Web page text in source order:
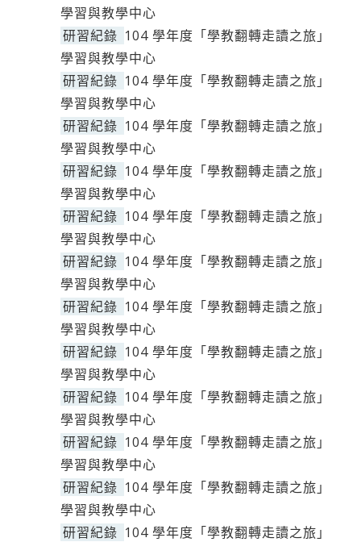
學習與教學中心
研習紀錄 104 學年度「學教翻轉走讀之旅」
學習與教學中心
研習紀錄 104 學年度「學教翻轉走讀之旅」
學習與教學中心
研習紀錄 104 學年度「學教翻轉走讀之旅」
學習與教學中心
研習紀錄 104 學年度「學教翻轉走讀之旅」
學習與教學中心
研習紀錄 104 學年度「學教翻轉走讀之旅」
學習與教學中心
研習紀錄 104 學年度「學教翻轉走讀之旅」
學習與教學中心
研習紀錄 104 學年度「學教翻轉走讀之旅」
學習與教學中心
研習紀錄 104 學年度「學教翻轉走讀之旅」
學習與教學中心
研習紀錄 104 學年度「學教翻轉走讀之旅」
學習與教學中心
研習紀錄 104 學年度「學教翻轉走讀之旅」
學習與教學中心
研習紀錄 104 學年度「學教翻轉走讀之旅」
學習與教學中心
研習紀錄 104 學年度「學教翻轉走讀之旅」